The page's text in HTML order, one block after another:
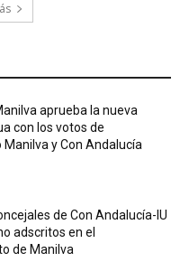
aprueba la nueva
con los votos de
y Con Andalucía
de Con Andalucía-IU
adscritos en el
de Manilva